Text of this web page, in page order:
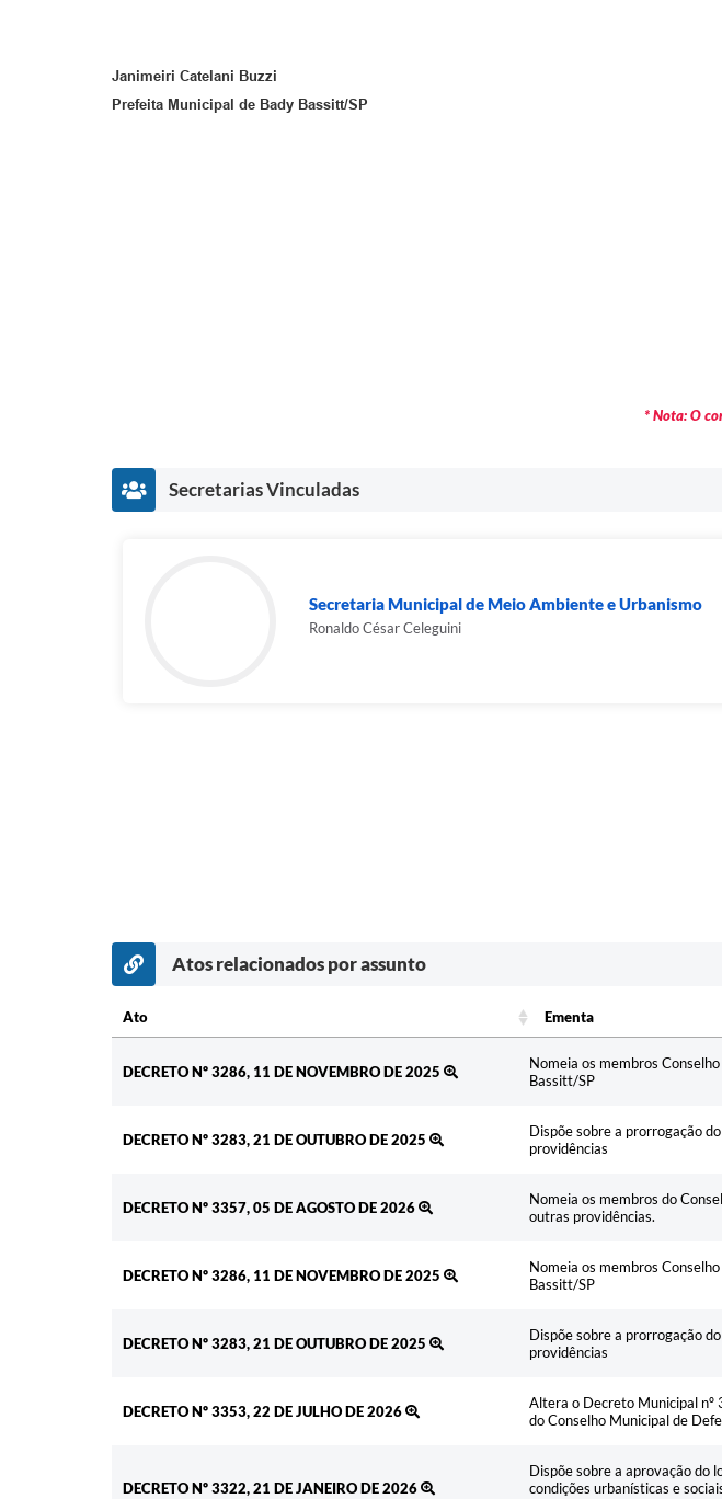
Janimeiri Catelani Buzzi
Prefeita Municipal de Bady Bassitt/SP
* Nota: O
Secretarias Vinculadas
Secretaria Municipal de Meio Ambiente e Urbanismo
Ronaldo César Celeguini
Atos relacionados por assunto
Ato Ementa
DECRETO Nº 3286, 11 DE NOVEMBRO DE 2025
Nomeia os membros
Bassitt/SP
DECRETO Nº 3283, 21 DE OUTUBRO DE 2025
Dispõe sobre a prorrogação
providências
DECRETO Nº 3357, 05 DE AGOSTO DE 2026
Nomeia os membros do
outras providências.
DECRETO Nº 3286, 11 DE NOVEMBRO DE 2025
Nomeia os membros
Bassitt/SP
DECRETO Nº 3283, 21 DE OUTUBRO DE 2025
Dispõe sobre a prorrogação
providências
DECRETO Nº 3353, 22 DE JULHO DE 2026
Altera o Decreto Municipal nº
do Conselho Municipal de
DECRETO Nº 3322, 21 DE JANEIRO DE 2026
Dispõe sobre a aprovação do
condições urbanísticas e